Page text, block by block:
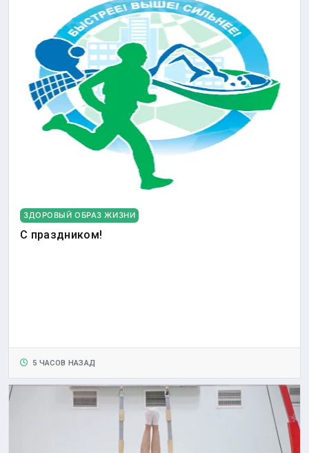
ЗДОРОВЫЙ ОБРАЗ ЖИЗНИ
С праздником!
5 ЧАСОВ НАЗАД